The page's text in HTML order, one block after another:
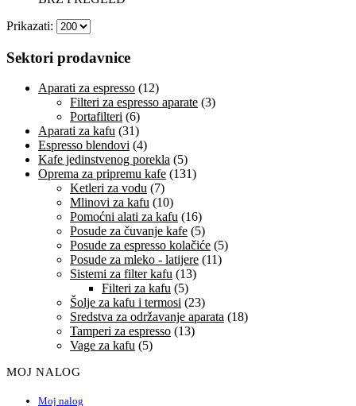
Prikazati:
Sektori prodavnice
Aparati za espresso (12)
Filteri za espresso aparate (3)
Portafilteri (6)
Aparati za kafu (31)
Espresso blendovi (4)
Kafe jedinstvenog porekla (5)
Oprema za pripremu kafe (131)
Ketleri za vodu (7)
Mlinovi za kafu (10)
Pomoćni alati za kafu (16)
Posude za čuvanje kafe (5)
Posude za espresso kolačiće (5)
Posude za mleko - latijere (11)
Sistemi za filter kafu (13)
Filteri za kafu (5)
Šolje za kafu i termosi (23)
Sredstva za održavanje aparata (18)
Tamperi za espresso (13)
Vage za kafu (5)
MOJ NALOG
Moj nalog